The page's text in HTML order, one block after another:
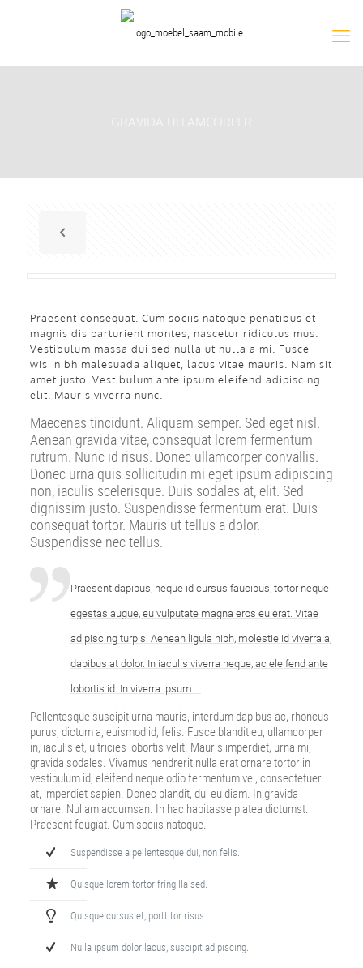
Praesent consequat. Cum sociis natoque penatibus et
magnis dis parturient montes, nascetur ridiculus mus.
Vestibulum massa dui sed nulla ut nulla a mi. Fusce
wisi nibh malesuada aliquet, lacus vitae mauris. Nam sit
amet justo. Vestibulum ante ipsum eleifend adipiscing
elit. Mauris viverra nunc.
Maecenas tincidunt. Aliquam semper. Sed eget nisl.
Aenean gravida vitae, consequat lorem fermentum
rutrum. Nunc id risus. Donec ullamcorper convallis.
Donec urna quis sollicitudin mi eget ipsum adipiscing
non, iaculis scelerisque. Duis sodales at, elit. Sed
dignissim justo. Suspendisse fermentum erat. Duis
consequat tortor. Mauris ut tellus a dolor.
Suspendisse nec tellus.
Praesent dapibus, neque id cursus faucibus, tortor neque
egestas augue, eu vulputate magna eros eu erat. Vitae
adipiscing turpis. Aenean ligula nibh, molestie id viverra a,
dapibus at dolor. In iaculis viverra neque, ac eleifend ante
lobortis id. In viverra ipsum …
Pellentesque suscipit urna mauris, interdum dapibus ac, rhoncus
purus, dictum a, euismod id, felis. Fusce blandit eu, ullamcorper
in, iaculis et, ultricies lobortis velit. Mauris imperdiet, urna mi,
gravida sodales. Vivamus hendrerit nulla erat ornare tortor in
vestibulum id, eleifend neque odio fermentum vel, consectetuer
at, imperdiet sapien. Donec blandit, dui eu diam. In gravida
ornare. Nullam accumsan. In hac habitasse platea dictumst.
Praesent feugiat. Cum sociis natoque.
Suspendisse a pellentesque dui, non felis.
Quisque lorem tortor fringilla sed.
Quisque cursus et, porttitor risus.
Nulla ipsum dolor lacus, suscipit adipiscing.